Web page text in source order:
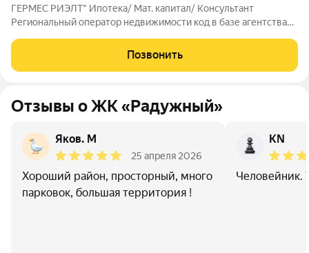
ГЕРМЕС РИЭЛТ" Ипотека/ Мат. капитал/ Консультант
Региональный оператор недвижимости код в базе агентства
КУРОРТЕ ЕССЕНТУКИ. В одном из лучших районов города -
ЖК "Радужный". Квартира с качественным
Позвонить
Отзывы о ЖК «Радужный»
Яков. М
25 апреля 2026
Хороший район, просторный, много
парковок, большая территория !
KN
Человейник.